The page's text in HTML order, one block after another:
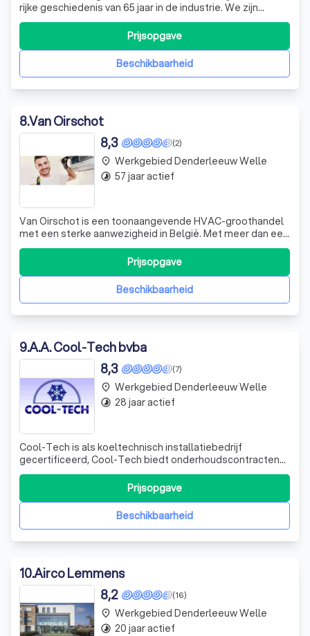
rijke geschiedenis van 65 jaar in de industrie. We zijn
gespecialiseerd in het installeren van HVAC-systemen
(Heating, Ventilation, Airconditioning) in grote openbare
en industriële gebouwen. Onze expertise en toewijding
aan kwaliteit hebben ons ondBeschikbaarheid
Prijsopgave
8.Van Oirschot
(2)
8,3
Van Oirschot is een toonaangevende HVAC-groothandel
met een sterke aanwezigheid in België. Met meer dan een
halve eeuw ervaring in de branche, zijn we trots op onze
vooruitstrevende en moderne aanpak. We bieden
energie-efficiënte oplossingen voor ventilatie,
verwarming en sanitair, gericht op de pro
Beschikbaarheid
Prijsopgave
place Werkgebied Denderleeuw Welle
timelapse 57 jaar actief
9.A.A. Cool-Tech bvba
(7)
8,3
Cool-Tech is als koeltechnisch installatiebedrijf
gecertificeerd, Cool-Tech biedt onderhoudscontracten
aan op maat voor alle types installaties die voldoen aan
de wettelijke eisen van een koelinstallatie.
Beschikbaarheid
Prijsopgave
place Werkgebied Denderleeuw Welle
timelapse 28 jaar actief
10.Airco Lemmens
(16)
8,2
place Werkgebied Denderleeuw Welle
timelapse 20 jaar actief